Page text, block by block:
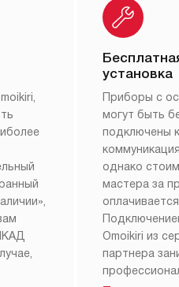
установка
Приборы с
могут быть
подключены
однако
мастера за
Omoikiri из
партнера